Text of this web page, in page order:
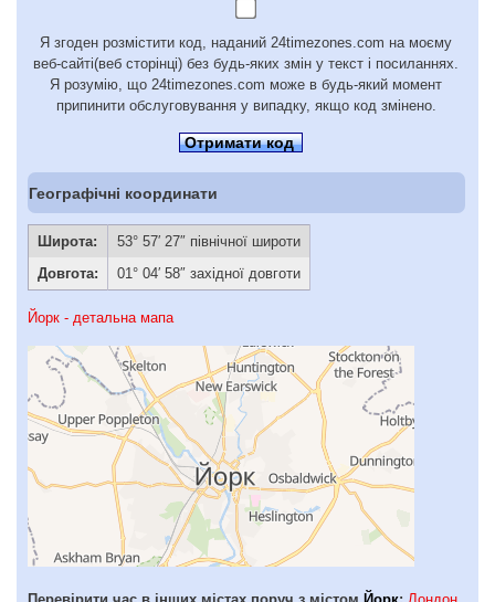
Я згоден розмістити код, наданий 24timezones.com на моєму
веб-сайті(веб сторінці) без будь-яких змін у текст і посиланнях.
Я розумію, що 24timezones.com може в будь-який момент
припинити обслуговування у випадку, якщо код змінено.
Отримати код
Географічні координати
Широта:
53° 57′ 27″ північної широти
Довгота:
01° 04′ 58″ західної довготи
Йорк - детальна мапа